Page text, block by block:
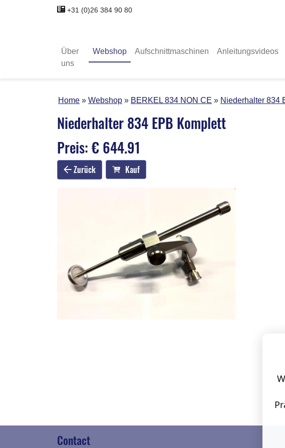
+31 (0)26 384 90 80
Über
uns
Webshop Aufschnittmaschinen Anleitungsvideos
Home Webshop BERKEL 834 NON CE Niederhalter 834
Niederhalter 834 EPB Komplett
Preis: € 644.91
Zurück Kauf
Contact